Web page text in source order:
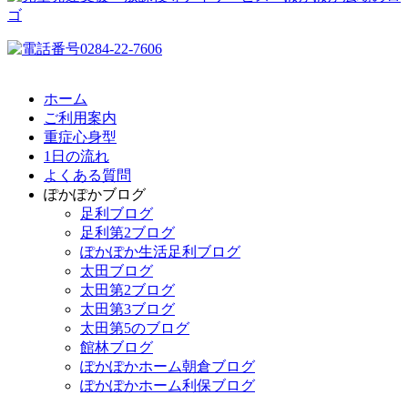
ホーム
ご利用案内
重症心身型
1日の流れ
よくある質問
ぽかぽかブログ
足利ブログ
足利第2ブログ
ぽかぽか生活足利ブログ
太田ブログ
太田第2ブログ
太田第3ブログ
太田第5のブログ
館林ブログ
ぽかぽかホーム朝倉ブログ
ぽかぽかホーム利保ブログ